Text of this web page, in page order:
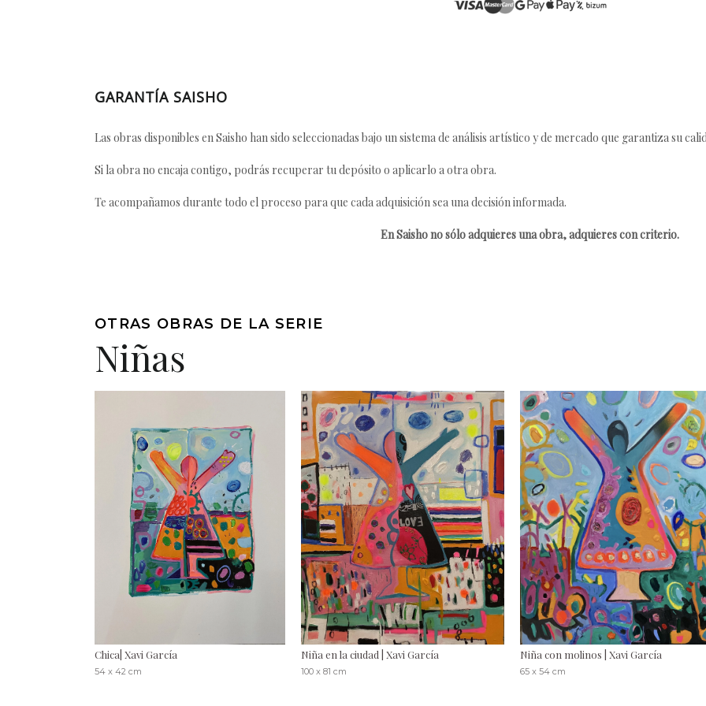
GARANTÍA SAISHO
Las obras disponibles en Saisho han sido seleccionadas bajo un sistema de análisis artístico y de mercado que garantiza su
Si la obra no encaja contigo, podrás recuperar tu depósito o aplicarlo a otra obra.
Te acompañamos durante todo el proceso para que cada adquisición sea una decisión informada.
En Saisho no sólo adquieres una obra, adquieres con criterio.
OTRAS OBRAS DE LA SERIE
Niñas
Chica| Xavi García
54 x 42 cm
Niña en la ciudad | Xavi García
100 x 81 cm
Niña con molinos | Xavi García
65 x 54 cm